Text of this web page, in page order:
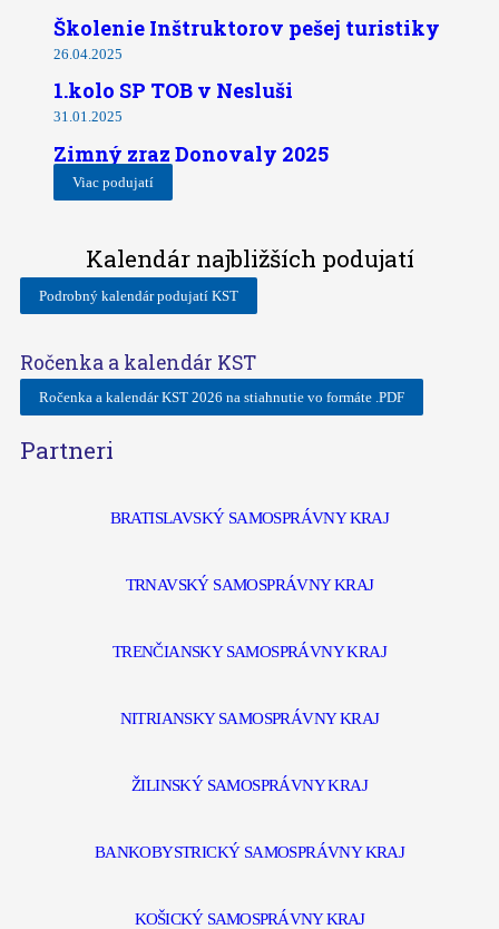
Školenie Inštruktorov pešej turistiky
26.04.2025
1.kolo SP TOB v Nesluši
31.01.2025
Zimný zraz Donovaly 2025
Viac podujatí
Kalendár najbližších podujatí
Podrobný kalendár podujatí KST
Ročenka a kalendár KST
Ročenka a kalendár KST 2026 na stiahnutie vo formáte .PDF
Partneri
BRATISLAVSKÝ SAMOSPRÁVNY KRAJ
TRNAVSKÝ SAMOSPRÁVNY KRAJ
TRENČIANSKY SAMOSPRÁVNY KRAJ
NITRIANSKY SAMOSPRÁVNY KRAJ
ŽILINSKÝ SAMOSPRÁVNY KRAJ
BANKOBYSTRICKÝ SAMOSPRÁVNY KRAJ
KOŠICKÝ SAMOSPRÁVNY KRAJ